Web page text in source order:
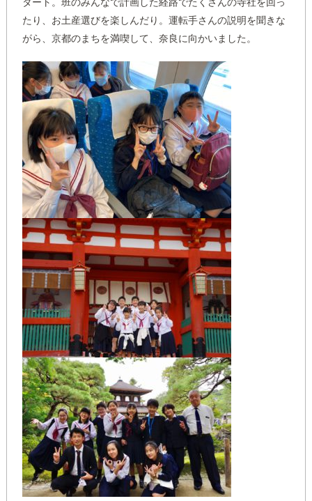
たり、お土産選びを楽しんだり。運転手さんの説明を聞きな
がら、京都のまちを満喫して、奈良に向かいました。